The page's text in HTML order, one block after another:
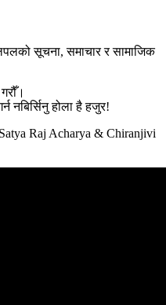
सूचना, समाचार र सामाजिक
नबिर्सिनु होला है हजुर!
Raj Acharya & Chiranjivi